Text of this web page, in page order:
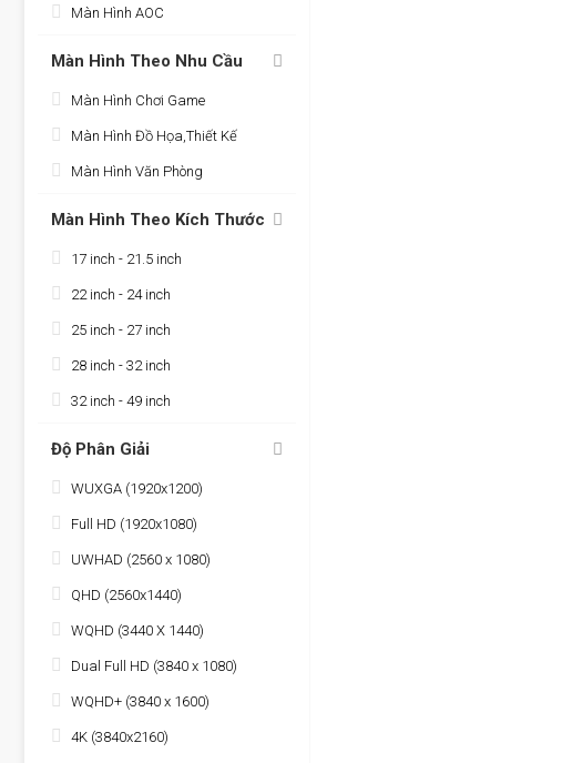
Màn Hình AOC
Màn Hình Theo Nhu Cầu
Màn Hình Chơi Game
Màn Hình Đồ Họa,Thiết Kế
Màn Hình Văn Phòng
Màn Hình Theo Kích Thước
17 inch - 21.5 inch
22 inch - 24 inch
25 inch - 27 inch
28 inch - 32 inch
32 inch - 49 inch
Độ Phân Giải
WUXGA (1920x1200)
Full HD (1920x1080)
UWHAD (2560 x 1080)
QHD (2560x1440)
WQHD (3440 X 1440)
Dual Full HD (3840 x 1080)
WQHD+ (3840 x 1600)
4K (3840x2160)